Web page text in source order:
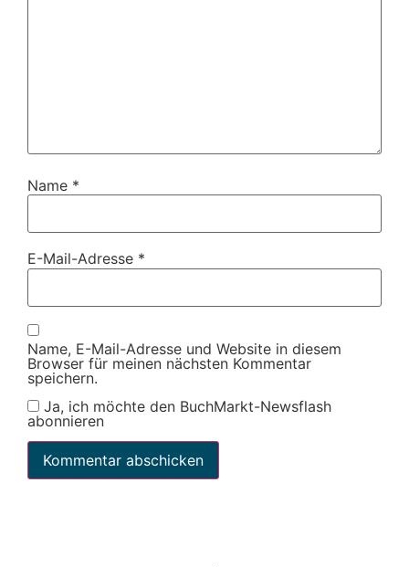
Name *
E-Mail-Adresse *
Name, E-Mail-Adresse und Website in diesem
Browser für meinen nächsten Kommentar
speichern.
Ja, ich möchte den BuchMarkt-Newsflash
abonnieren